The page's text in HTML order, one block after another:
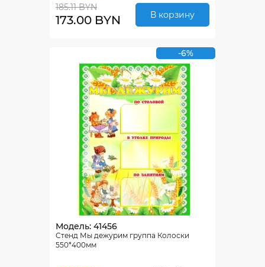
185.11 BYN
173.00 BYN В корзину
-6%
Модель: 41456
Стенд Мы дежурим группа Колоски
550*400мм